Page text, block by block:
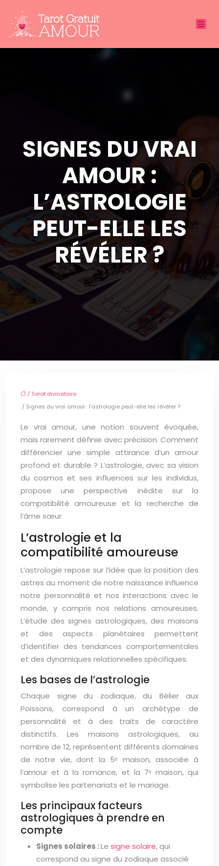
SIGNES DU VRAI
AMOUR :
L’ASTROLOGIE
PEUT-ELLE LES
RÉVÉLER ?
/Tarot divinatoire
/ Signes du vrai amour : l’astrologie peut-elle les révéler ?
Le vrai amour, une notion souvent évoquée,
mais rarement définie avec précision. Comment
différencier une simple attirance d’un amour
profond et durable ? L’astrologie, avec sa vision
du cosmos et ses influences sur les individus,
propose une perspective inédite sur la
compatibilité amoureuse et la recherche de
l’âme sœur.
L’astrologie et la
compatibilité amoureuse
L’astrologie repose sur l’idée que la position des
astres au moment de notre naissance influence
notre personnalité et nos interactions avec le
monde, y compris nos relations amoureuses.
L’étude des signes astrologiques, des maisons
et des aspects planétaires permettent
d’identifier des tendances comportementales
et des dynamiques relationnelles spécifiques.
Les bases de l’astrologie
Chaque signe du zodiaque, du Bélier aux
Poissons, correspond à un archétype de
personnalité et à des traits de caractère
distinctifs. Les maisons astrologiques, au
nombre de 12, représentent différents domaines
de notre vie, dont la 5ᵉ maison, associée à
l’amour et à la romance, et la 7ᵉ maison, qui
symbolise les partenariats et le mariage.
Les principaux facteurs
astrologiques à prendre en
compte
Signes solaires :Le signe solaire, qui
correspond au signe du zodiaque associé